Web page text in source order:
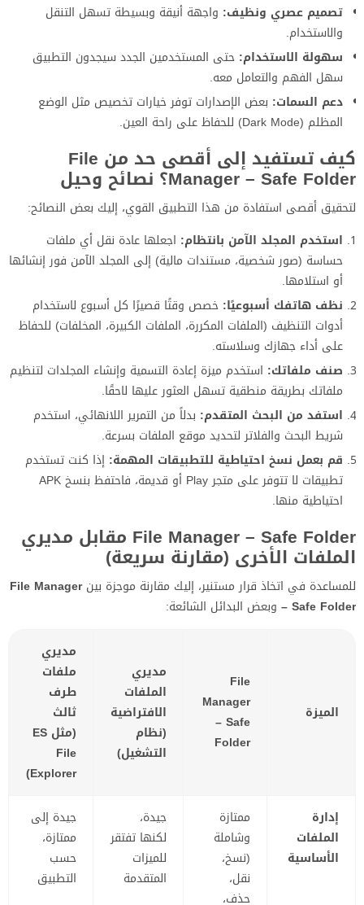
تصميم عصري ونظيف: واجهة أنيقة وبسيطة تسهل التنقل
والاستخدام.
سهولة الاستخدام: حتى المستخدمين الجدد سيجدون التطبيق
سهل الفهم والتعامل معه.
دعم السمات: بعض الإصدارات توفر خيارات تخصيص مثل الوضع
المظلم (Dark Mode) للحفاظ على راحة العين.
كيف تستفيد إلى أقصى حد من File
Manager – Safe Folder؟ نصائح وحيل
لتحقيق أقصى استفادة من هذا التطبيق القوي، إليك بعض النصائح:
استخدم المجلد الآمن بانتظام: اجعلها عادة نقل أي ملفات
حساسة (صور شخصية، مستندات مالية) إلى المجلد الآمن فور إنشائها
أو استلامها.
نظف هاتفك أسبوعيًا: خصص وقتًا قصيرًا كل أسبوع لاستخدام
أدوات التنظيف (الملفات المكررة، الملفات الكبيرة، المخلفات) للحفاظ
على أداء جهازك وسلاسته.
صنف ملفاتك: استخدم ميزة إعادة التسمية وإنشاء المجلدات لتنظيم
ملفاتك بطريقة منطقية تسهل العثور عليها لاحقًا.
استفد من البحث المتقدم: بدلاً من التمرير اللانهائي، استخدم
شريط البحث والفلاتر لتحديد موقع الملفات بسرعة.
قم بعمل نسخ احتياطية للتطبيقات المهمة: إذا كنت تستخدم
تطبيقات لا تتوفر على متجر Play أو قديمة، فاحتفظ بنسخ APK
احتياطية منها.
File Manager – Safe Folder مقابل مديري
الملفات الأخرى (مقارنة سريعة)
للمساعدة في اتخاذ قرار مستنير، إليك مقارنة موجزة بينFile Manager
– Safe Folder وبعض البدائل الشائعة:
الميزة
File
Manager
– Safe
Folder
مديري
الملفات
الافتراضية
(نظام
التشغيل)
مديري
ملفات
طرف
ثالث
(مثل ES
File
Explorer)
إدارة
الملفات
الأساسية
ممتازة
وشاملة
(نسخ،
نقل،
حذف،
جيدة،
لكنها تفتقر
للميزات
المتقدمة
جيدة إلى
ممتازة،
حسب
التطبيق